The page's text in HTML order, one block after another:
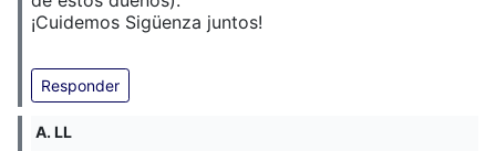
¡Cuidemos Sigüenza juntos!
Responder
A. LL